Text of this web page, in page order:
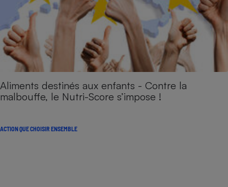
Aliments destinés aux enfants - Contre la
malbouffe, le Nutri-Score s’impose !
ACTION QUE CHOISIR ENSEMBLE